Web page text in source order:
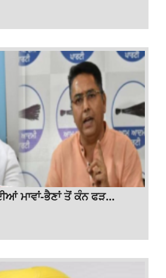
ਮਾਵਾਂ-ਭੈਣਾਂ ਤੋਂ ਕੰਨ ਫੜ...